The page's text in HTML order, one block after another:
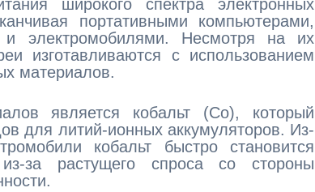
широкого спектра электронных
портативными компьютерами,
электромобилями. Несмотря на их
изготавливаются с использованием
материалов.
является кобальт (Co), который
для литий-ионных аккумуляторов. Из-
кобальт быстро становится
растущего спроса со стороны